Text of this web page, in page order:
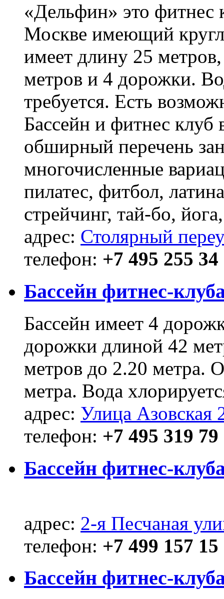
«Дельфин» это фитнес
Москве имеющий
имеет длину 25
метров и 4 дорожки.
требуется. Есть
Бассейн и фитнес клуб
обширный перечень
многочисленные
пилатес, фитбол,
стрейчинг, тай-бо,
адрес: Столярный
телефон: +7 495 255 34
Бассейн фитнес-
Бассейн имеет 4
дорожки длиной 42
метров до 2.20 метра.
метра. Вода
адрес: Улица Азовская
телефон: +7 495 319 79
Бассейн фитнес-
адрес: 2-я Песчаная
телефон: +7 499 157 15
Бассейн фитнес-